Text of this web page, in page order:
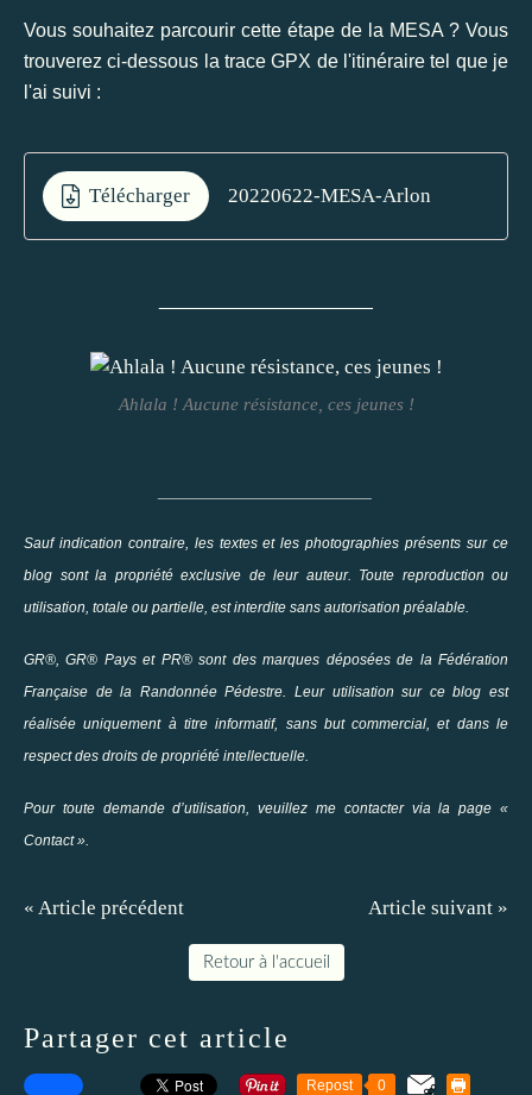
Vous souhaitez parcourir cette étape de la MESA ? Vous
trouverez ci-dessous la trace GPX de l'itinéraire tel que je
l'ai suivi :
Télécharger 20220622-MESA-Arlon
Ahlala ! Aucune résistance, ces jeunes !
Sauf indication contraire, les textes et les photographies présents sur ce
blog sont la propriété exclusive de leur auteur. Toute reproduction ou
utilisation, totale ou partielle, est interdite sans autorisation préalable.
GR®, GR® Pays et PR® sont des marques déposées de la Fédération
Française de la Randonnée Pédestre. Leur utilisation sur ce blog est
réalisée uniquement à titre informatif, sans but commercial, et dans le
respect des droits de propriété intellectuelle.
Pour toute demande d’utilisation, veuillez me contacter via la page «
Contact ».
« Article précédent Article suivant »
Retour à l'accueil
Partager cet article
Repost 0